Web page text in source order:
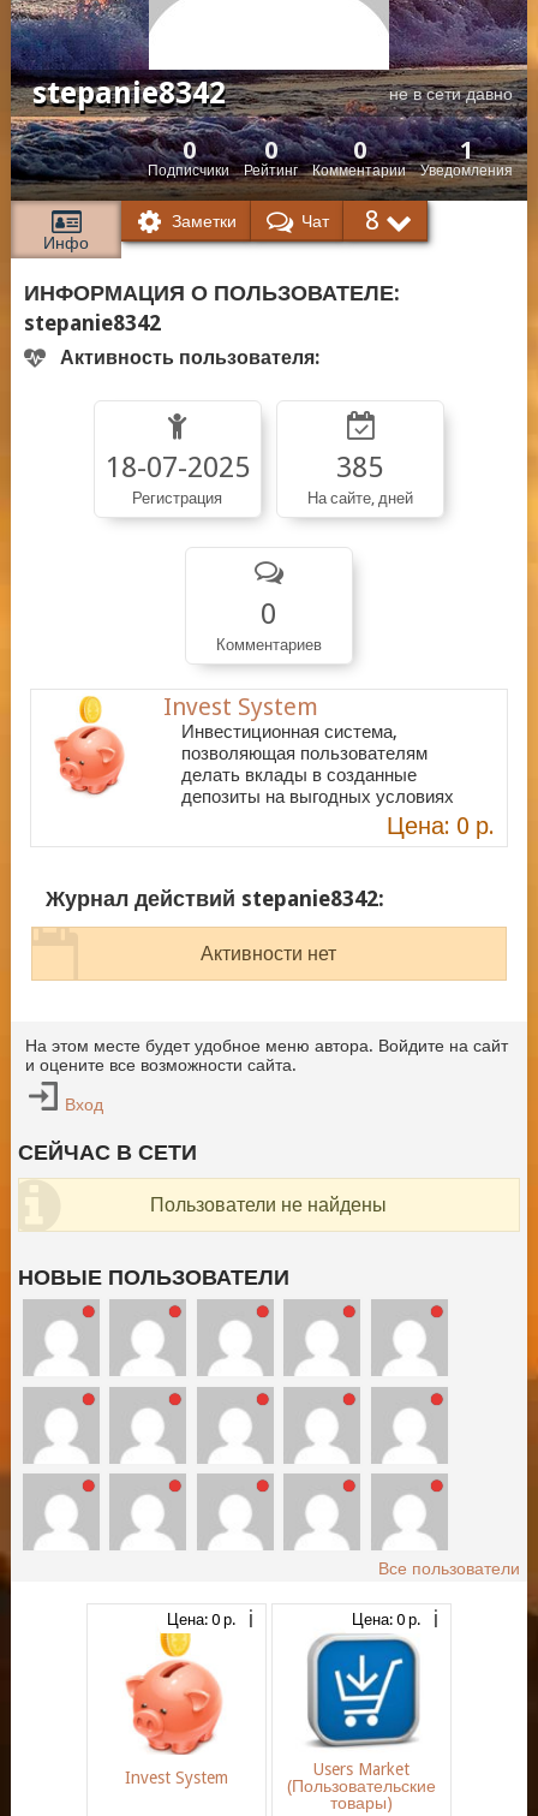
stepanie8342 не в сети давно
Подписчики
0
Рейтинг
0
Комментарии
0
Уведомления
1
Инфо
Заметки Чат 8
ИНФОРМАЦИЯ О ПОЛЬЗОВАТЕЛЕ:
stepanie8342
Активность пользователя:
18-07-2025
Регистрация
385
На сайте, дней
0
Комментариев
Invest System
Инвестиционная система,
позволяющая пользователям
делать вклады в созданные
депозиты на выгодных условиях
Цена: 0 р.
Журнал действий stepanie8342:
Активности нет
На этом месте будет удобное меню автора. Войдите на сайт
и оцените все возможности сайта.
Вход
СЕЙЧАС В СЕТИ
Пользователи не найдены
НОВЫЕ ПОЛЬЗОВАТЕЛИ
Все пользователи
Цена: 0 р.
Invest System
Цена: 0 р.
Users Market
(Пользовательские
товары)